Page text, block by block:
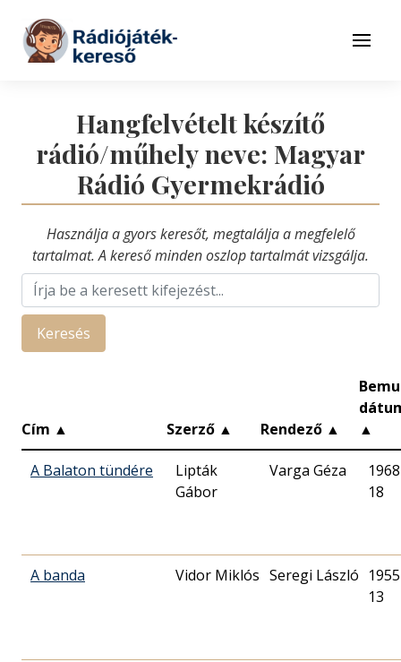
Tovább a tartalomhoz
Menü
Hangfelvételt készítő
rádió/műhely neve: Magyar
Rádió Gyermekrádió
Használja a gyors keresőt, megtalálja a megfelelő
tartalmat. A kereső minden oszlop tartalmát vizsgálja.
Keresés
Cím ▲ Szerző ▲ Rendező ▲
▲
A Balaton tündére
Lipták
Gábor
Varga Géza
18
A banda Vidor Miklós Seregi László
13